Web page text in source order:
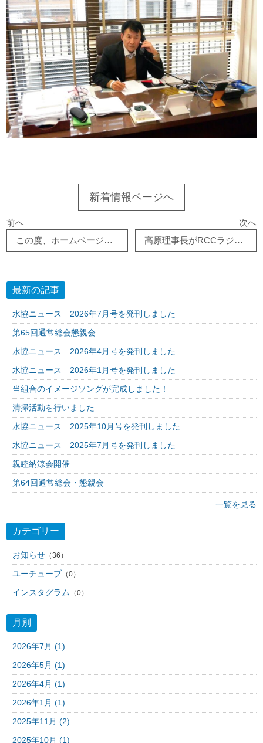
新着情報ページへ
前へ
この度、ホームページをリニューアルいたしました。
次へ
高原理事長がRCCラジオ番組に2回目の出演！！
最新の記事
水協ニュース 2026年7月号を発刊しました
第65回通常総会懇親会
水協ニュース 2026年4月号を発刊しました
水協ニュース 2026年1月号を発刊しました
当組合のイメージソングが完成しました！
清掃活動を行いました
水協ニュース 2025年10月号を発刊しました
水協ニュース 2025年7月号を発刊しました
親睦納涼会開催
第64回通常総会・懇親会
一覧を見る
カテゴリー
お知らせ （36）
ユーチューブ （0）
インスタグラム （0）
月別
2026年7月 (1)
2026年5月 (1)
2026年4月 (1)
2026年1月 (1)
2025年11月 (2)
2025年10月 (1)